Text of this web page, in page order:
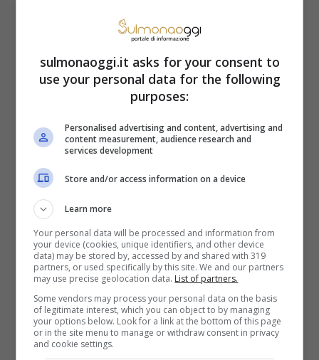
Ecco il motivo per il quale,
di secondo, si mangia
l’agnello nel giorno di
Sai perché a Pasqua si deve mangiare
l’agnello e non un altro animale? Non che lo
proibisca qualcuno, ovviamente. Uno può
decidere di consumare quello che vuole.
Però, la tradizione “impone” un secondo a
base di agnello. Ebbene, questa tradizione
va fatta risalire alla Pasqua Ebraica, la
Pesach.
sulmonaoggi.it asks for your consent to
use your personal data for the following
purposes:
Personalised advertising and content, advertising and
content measurement, audience research and
services development
Store and/or access information on a device
Learn more
Your personal data will be processed and information from
your device (cookies, unique identifiers, and other device
data) may be stored by, accessed by and shared with 319
partners, or used specifically by this site. We and our partners
may use precise geolocation data. List of partners.
Some vendors may process your personal data on the basis
of legitimate interest, which you can object to by managing
your options below. Look for a link at the bottom of this page
or in the site menu to manage or withdraw consent in privacy
and cookie settings.